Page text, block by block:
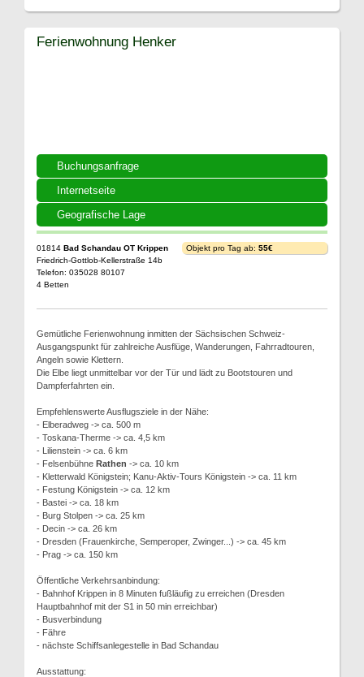
Buchungsanfrage
Internetseite
Geografische Lage
Ferienwohnung Henker
01814 Bad Schandau OT Krippen
Friedrich-Gottlob-Kellerstraße 14b
Telefon: 035028 80107
4 Betten
Objekt pro Tag ab: 55€
Gemütliche Ferienwohnung inmitten der Sächsischen Schweiz-
Ausgangspunkt für zahlreiche Ausflüge, Wanderungen, Fahrradtouren,
Angeln sowie Klettern.
Die Elbe liegt unmittelbar vor der Tür und lädt zu Bootstouren und
Dampferfahrten ein.
Empfehlenswerte Ausflugsziele in der Nähe:
- Elberadweg -> ca. 500 m
- Toskana-Therme -> ca. 4,5 km
- Lilienstein -> ca. 6 km
- Felsenbühne Rathen -> ca. 10 km
- Kletterwald Königstein; Kanu-Aktiv-Tours Königstein -> ca. 11 km
- Festung Königstein -> ca. 12 km
- Bastei -> ca. 18 km
- Burg Stolpen -> ca. 25 km
- Decin -> ca. 26 km
- Dresden (Frauenkirche, Semperoper, Zwinger...) -> ca. 45 km
- Prag -> ca. 150 km
Öffentliche Verkehrsanbindung:
- Bahnhof Krippen in 8 Minuten fußläufig zu erreichen (Dresden
Hauptbahnhof mit der S1 in 50 min erreichbar)
- Busverbindung
- Fähre
- nächste Schiffsanlegestelle in Bad Schandau
Ausstattung: